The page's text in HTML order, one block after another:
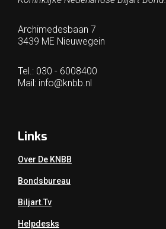
Archimedesbaan 7
3439 ME Nieuwegein
Tel.: 030 - 6008400
Mail: info@knbb.nl
Links
Over De KNBB
Bondsbureau
Biljart.tv
Helpdesks